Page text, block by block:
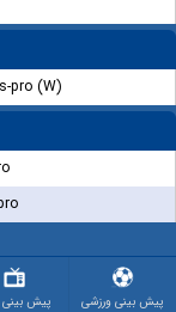
pro (W)
پیش بینی ورزشی پیش بینی